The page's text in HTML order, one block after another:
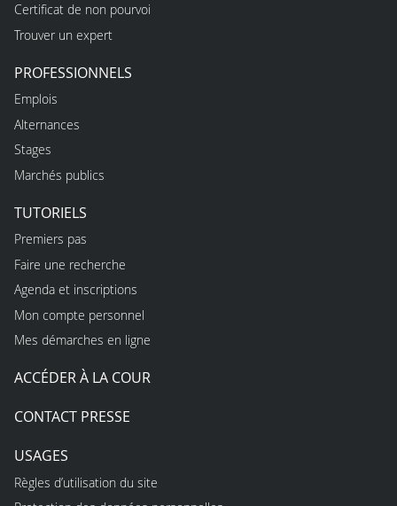
Certificat de non pourvoi
Trouver un expert
PROFESSIONNELS
Emplois
Alternances
Stages
Marchés publics
TUTORIELS
Premiers pas
Faire une recherche
Agenda et inscriptions
Mon compte personnel
Mes démarches en ligne
ACCÉDER À LA COUR
CONTACT PRESSE
USAGES
Règles d’utilisation du site